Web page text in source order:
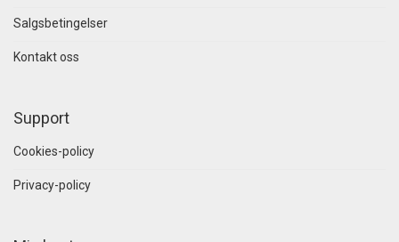
Salgsbetingelser
Kontakt oss
Support
Cookies-policy
Privacy-policy